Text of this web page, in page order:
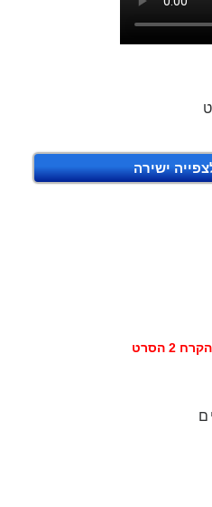
ישירה
2 הסרט